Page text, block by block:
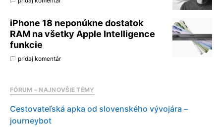
iPhone 18 neponúkne dostatok
RAM na všetky Apple Intelligence
funkcie
pridaj komentár
FÓRUM – NAJNOVŠIE TÉMY
Cestovateľská apka od slovenského vývojára –
journeybot